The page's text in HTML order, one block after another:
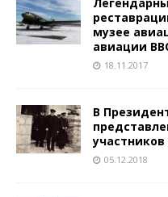
музее
авиации
18.11.2017
В
05.12.2018